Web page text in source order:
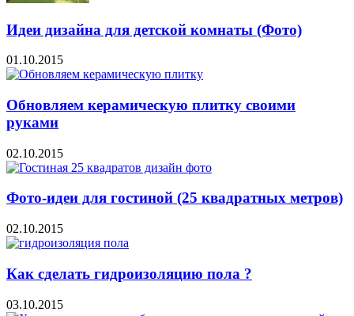
Идеи дизайна для детской комнаты (Фото)
01.10.2015
Обновляем керамическую плитку своими
руками
02.10.2015
Фото-идеи для гостиной (25 квадратных метров)
02.10.2015
Как сделать гидроизоляцию пола ?
03.10.2015